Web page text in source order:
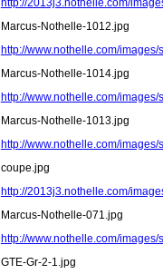
http://2013j3.nothelle.com/
Marcus-Nothelle-1012.jpg
http://www.nothelle.com/
Marcus-Nothelle-1014.jpg
http://www.nothelle.com/
Marcus-Nothelle-1013.jpg
http://www.nothelle.com/
coupe.jpg
http://2013j3.nothelle.com/
Marcus-Nothelle-071.jpg
http://www.nothelle.com/
GTE-Gr-2-1.jpg